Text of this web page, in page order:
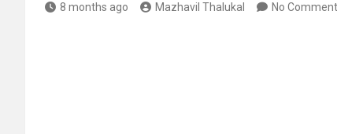
8 months ago Mazhavil Thalukal No